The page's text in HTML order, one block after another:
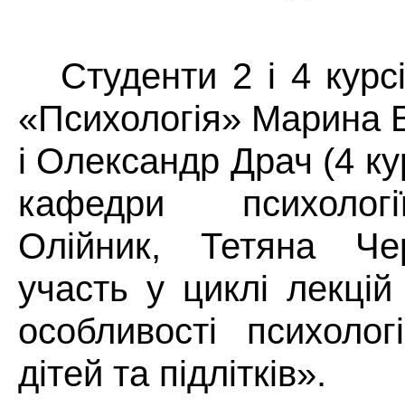
Студенти 2 і 4
«Психологія» Марина
і Олександр Драч (4
кафедри
Олійник, Тетяна
участь у циклі
особливості
дітей та підлітків».